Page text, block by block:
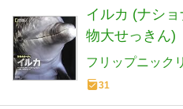
イルカ (ナシ
物大せっきん)
フリップニック
31